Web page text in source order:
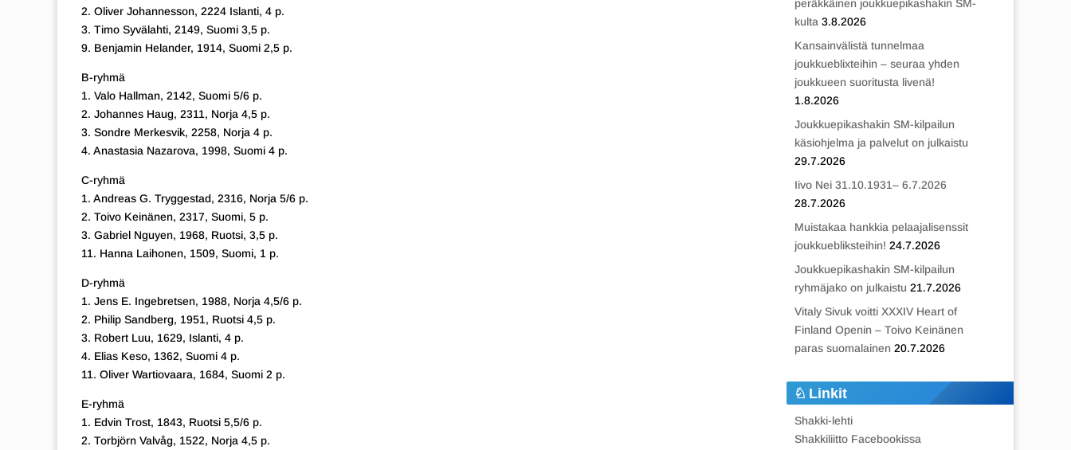
2. Oliver Johannesson, 2224 Islanti, 4 p.
3. Timo Syvälahti, 2149, Suomi 3,5 p.
9. Benjamin Helander, 1914, Suomi 2,5 p.
B-ryhmä
1. Valo Hallman, 2142, Suomi 5/6 p.
2. Johannes Haug, 2311, Norja 4,5 p.
3. Sondre Merkesvik, 2258, Norja 4 p.
4. Anastasia Nazarova, 1998, Suomi 4 p.
C-ryhmä
1. Andreas G. Tryggestad, 2316, Norja 5/6 p.
2. Toivo Keinänen, 2317, Suomi, 5 p.
3. Gabriel Nguyen, 1968, Ruotsi, 3,5 p.
11. Hanna Laihonen, 1509, Suomi, 1 p.
D-ryhmä
1. Jens E. Ingebretsen, 1988, Norja 4,5/6 p.
2. Philip Sandberg, 1951, Ruotsi 4,5 p.
3. Robert Luu, 1629, Islanti, 4 p.
4. Elias Keso, 1362, Suomi 4 p.
11. Oliver Wartiovaara, 1684, Suomi 2 p.
E-ryhmä
1. Edvin Trost, 1843, Ruotsi 5,5/6 p.
2. Torbjörn Valvåg, 1522, Norja 4,5 p.
peräkkäinen joukkuepikashakin SM-
kulta 3.8.2026
Kansainvälistä tunnelmaa
joukkueblixteihin – seuraa yhden
joukkueen suoritusta livenä!
1.8.2026
Joukkuepikashakin SM-kilpailun
käsiohjelma ja palvelut on julkaistu
29.7.2026
Iivo Nei 31.10.1931– 6.7.2026
28.7.2026
Muistakaa hankkia pelaajalisenssit
joukkuebliksteihin! 24.7.2026
Joukkuepikashakin SM-kilpailun
ryhmäjako on julkaistu 21.7.2026
Vitaly Sivuk voitti XXXIV Heart of
Finland Openin – Toivo Keinänen
paras suomalainen 20.7.2026
Linkit
Shakki-lehti
Shakkiliitto Facebookissa